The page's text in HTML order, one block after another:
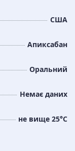
США
Апиксабан
Оральний
Немає даних
не вище 25°C